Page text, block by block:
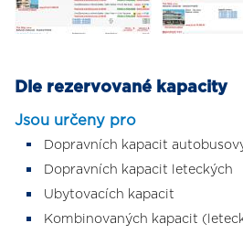
Dle rezervované kapacity
Jsou určeny pro
Dopravních kapacit
Dopravních kapacit leteckých
Ubytovacích kapacit
Kombinovaných kapacit